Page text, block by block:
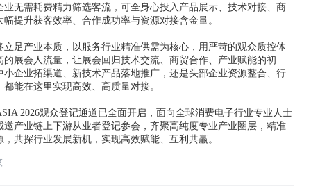
业无需耗费精力筛选客流，可全身心投入产品展示、技术对接、商
幅提升获客效率、合作成功率与资源对接含金量。
立足产业本质，以服务行业精准供需为核心，用严苛的观众质控体
的展会人流量，让展会回归技术交流、商贸合作、产业赋能的初
小企业拓渠道、新技术产品落地推广，还是头部企业资源整合、行
能在这里实现高效、高质量对接。
2026观众登记通道已全面开启，面向全球消费电子行业专业人士
邀产业链上下游从业者登记参会，齐聚高纯度专业产业圈层，精准
，共探行业发展新机，实现高效赋能、互利共赢。